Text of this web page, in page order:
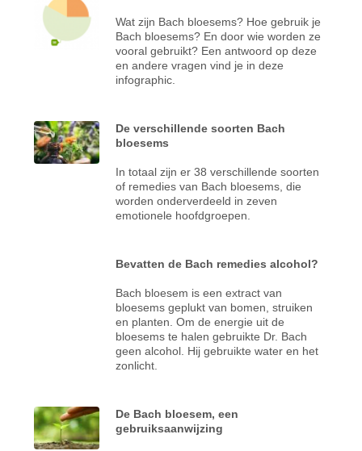
Wat zijn Bach bloesems? Hoe gebruik je
Bach bloesems? En door wie worden ze
vooral gebruikt? Een antwoord op deze
en andere vragen vind je in deze
infographic.
De verschillende soorten Bach
bloesems
In totaal zijn er 38 verschillende soorten
of remedies van Bach bloesems, die
worden onderverdeeld in zeven
emotionele hoofdgroepen.
Bevatten de Bach remedies alcohol?
Bach bloesem is een extract van
bloesems geplukt van bomen, struiken
en planten. Om de energie uit de
bloesems te halen gebruikte Dr. Bach
geen alcohol. Hij gebruikte water en het
zonlicht.
De Bach bloesem, een
gebruiksaanwijzing